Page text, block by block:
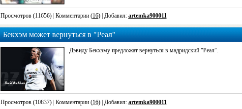
Просмотров (11656) | Комментарии (16) | Добавил: artemka900011
Бекхэм может вернуться в "Реал"
Дэвиду Бекхэму предложат вернуться в мадридский "Реал".
Просмотров (10837) | Комментарии (16) | Добавил: artemka900011